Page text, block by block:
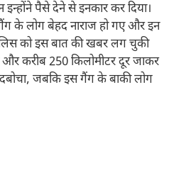
पैसे देने से इनकार कर दिया।
के लोग बेहद नाराज हो गए और इन
को इस बात की खबर लग चुकी
और करीब 250 किलोमीटर दूर जाकर
जबकि इस गैंग के बाकी लोग